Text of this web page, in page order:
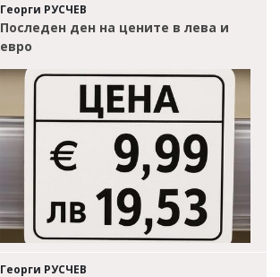
Георги РУСЧЕВ
Последен ден на цените в лева и
евро
Георги РУСЧЕВ